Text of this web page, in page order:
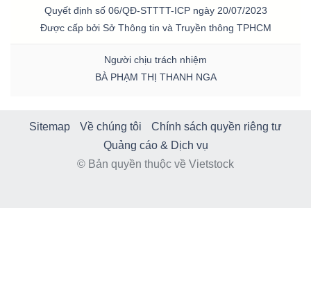
Quyết định số 06/QĐ-STTTT-ICP ngày 20/07/2023
Được cấp bởi Sở Thông tin và Truyền thông TPHCM
Người chịu trách nhiệm
BÀ PHẠM THỊ THANH NGA
Sitemap Về chúng tôi
Chính sách quyền riêng tư
Quảng cáo & Dịch vụ
© Bản quyền thuộc về Vietstock